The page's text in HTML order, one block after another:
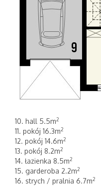
10. hall 5.5m2
11. pokój 16.3m2
12. pokój 14.6m2
13. pokój 8.2m2
14. łazienka 8.5m2
15. garderoba 2.2m2
16. strych / pralnia 6.7m2